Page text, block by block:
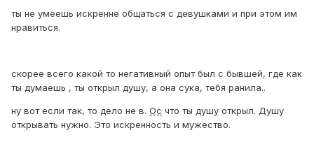
ты не умеешь искренне общаться с девушками и при этом им
нравиться.
скорее всего какой то негативный опыт был с бывшей, где как
ты думаешь , ты открыл душу, а она сука, тебя ранила..
ну вот если так, то дело не в. Ос что ты душу открыл. Душу
открывать нужно. Это искренность и мужество.